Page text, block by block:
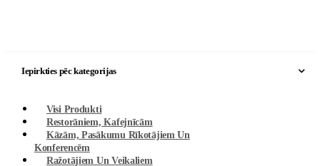
Iepirkties pēc kategorijas
Visi Produkti
Restorāniem, Kafejnīcām
Kāzām, Pasākumu Rīkotājiem Un
Konferencēm
Ražotājiem Un Veikaliem